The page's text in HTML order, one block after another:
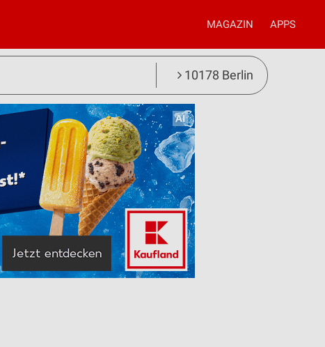
MAGAZIN APPS
10178 Berlin